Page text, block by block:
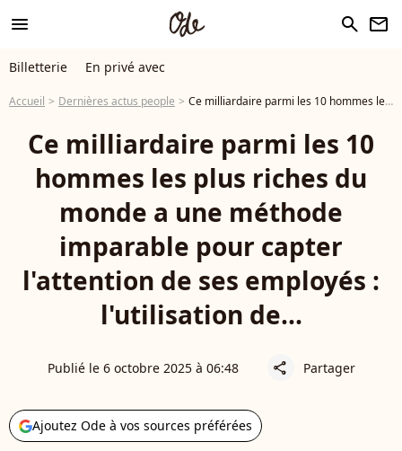
menu search newsletter
Billetterie En privé avec
Accueil Dernières actus people Ce milliardaire parmi les 10 hommes les plus riches du monde a une méthode imparable pour capter l'attention de ses employés : l'utilisation de...
Ce milliardaire parmi les 10
hommes les plus riches du
monde a une méthode
imparable pour capter
l'attention de ses employés :
l'utilisation de...
Publié le 6 octobre 2025 à 06:48 share Partager
Ajoutez Ode à vos sources préférées